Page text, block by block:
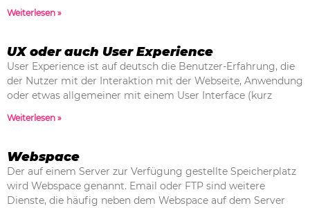
Weiterlesen »
UX oder auch User Experience
User Experience ist auf deutsch die Benutzer-Erfahrung, die
der Nutzer mit der Interaktion mit der Webseite, Anwendung
oder etwas allgemeiner mit einem User Interface (kurz
Weiterlesen »
Webspace
Der auf einem Server zur Verfügung gestellte Speicherplatz
wird Webspace genannt. Email oder FTP sind weitere
Dienste, die häufig neben dem Webspace auf dem Server